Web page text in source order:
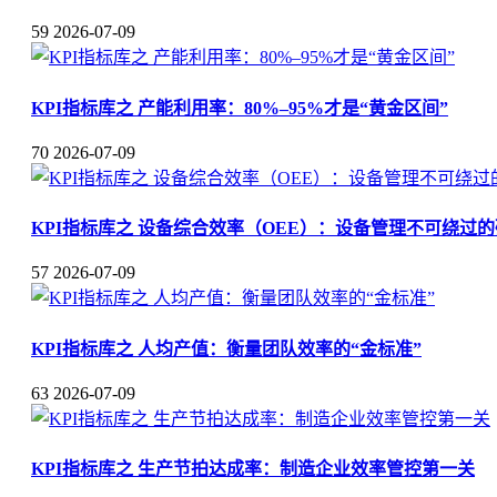
59 2026-07-09
KPI指标库之 产能利用率：80%–95%才是“黄金区间”
70 2026-07-09
KPI指标库之 设备综合效率（OEE）：设备管理不可绕过
57 2026-07-09
KPI指标库之 人均产值：衡量团队效率的“金标准”
63 2026-07-09
KPI指标库之 生产节拍达成率：制造企业效率管控第一关